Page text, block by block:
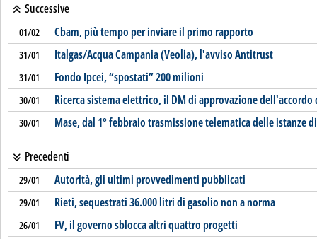
Successive
01/02 Cbam, più tempo per inviare il primo rapporto
31/01 Italgas/Acqua Campania (Veolia), l'avviso Antitrust
31/01 Fondo Ipcei, “spostati” 200 milioni
30/01 Ricerca sistema elettrico, il DM di approvazione
30/01 Mase, dal 1° febbraio trasmissione telematica delle istanze
Precedenti
29/01 Autorità, gli ultimi provvedimenti pubblicati
29/01 Rieti, sequestrati 36.000 litri di gasolio non a norma
26/01 FV, il governo sblocca altri quattro progetti